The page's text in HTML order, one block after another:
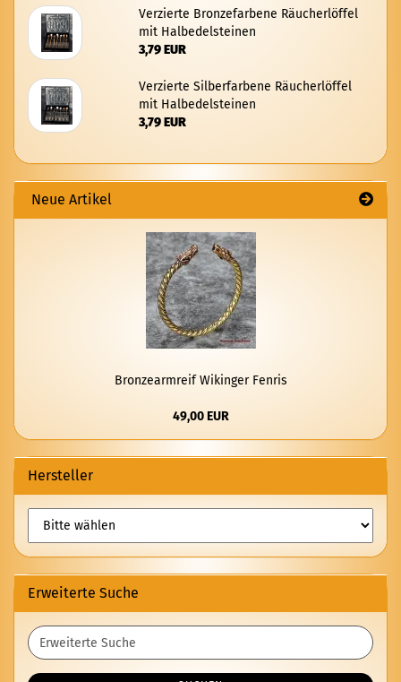
Ver­zier­te Bron­ze­far­be­ne Räu­cher­löf­fel
mit Halb­edel­stei­nen
3,79 EUR
Ver­zier­te Sil­ber­far­be­ne Räu­cher­löf­fel
mit Halb­edel­stei­nen
3,79 EUR
Neue Artikel
Bron­ze­arm­reif Wi­kin­ger Fen­ris
49,00 EUR
Hersteller
Erweiterte Suche
Erweiterte
Suche